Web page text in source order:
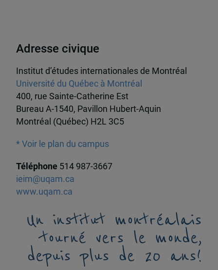
Adresse civique
Institut d’études internationales de Montréal
Université du Québec à Montréal
400, rue Sainte-Catherine Est
Bureau A-1540, Pavillon Hubert-Aquin
Montréal (Québec) H2L 3C5
* Voir le plan du campus
Téléphone 514 987-3667
ieim@uqam.ca
www.uqam.ca
Un institut montréalais
tourné vers le monde,
depuis plus de 20 ans!